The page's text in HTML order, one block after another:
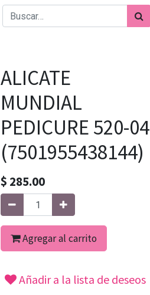
ALICATE
MUNDIAL
PEDICURE 520-04
(7501955438144)
$ 285.00
Agregar al carrito
Añadir a la lista de deseos